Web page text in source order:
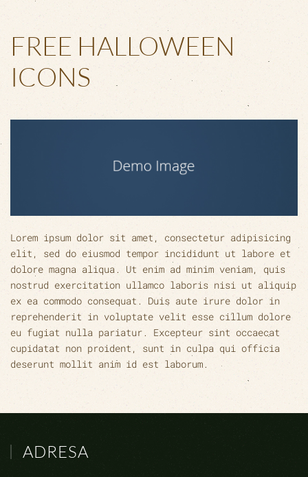
FREE HALLOWEEN
ICONS
Lorem ipsum dolor sit amet, consectetur adipisicing
elit, sed do eiusmod tempor incididunt ut labore et
dolore magna aliqua. Ut enim ad minim veniam, quis
nostrud exercitation ullamco laboris nisi ut aliquip
ex ea commodo consequat. Duis aute irure dolor in
reprehenderit in voluptate velit esse cillum dolore
eu fugiat nulla pariatur. Excepteur sint occaecat
cupidatat non proident, sunt in culpa qui officia
deserunt mollit anim id est laborum.
ADRESA